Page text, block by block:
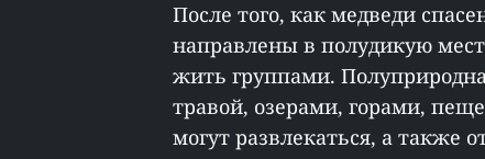
После того, как медведи
направлены в полудикую
жить группами.
травой, озерами, горами,
могут развлекаться, а также